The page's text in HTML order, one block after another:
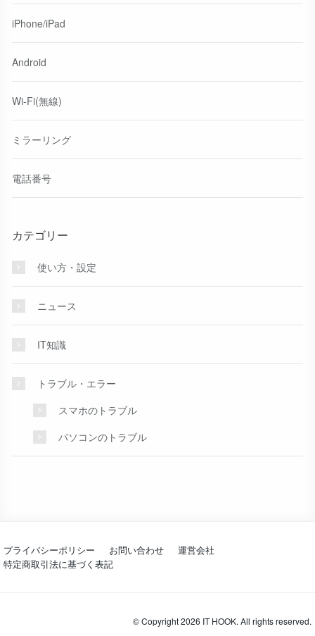
iPhone/iPad
Android
Wi-Fi(無線)
ミラーリング
電話番号
カテゴリー
使い方・設定
ニュース
IT知識
トラブル・エラー
スマホのトラブル
パソコンのトラブル
プライバシーポリシー お問い合わせ
運営会社
特定商取引法に基づく表記
© Copyright 2026 IT HOOK. All rights reserved.